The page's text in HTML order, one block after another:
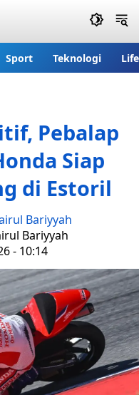
Sport Teknologi
Pebalap
Siap
di Estoril
Bariyyah
Bariyyah
- 10:14